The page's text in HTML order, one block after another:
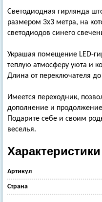
Светодиодная гирлянда
размером 3х3 метра, на
светодиодов синего
Украшая помещение LED-
теплую атмосферу уюта и
Длина от переключателя
Имеется переходник,
дополнение и
Подарите себе и своим
веселья.
Характеристики
Артикул
Страна